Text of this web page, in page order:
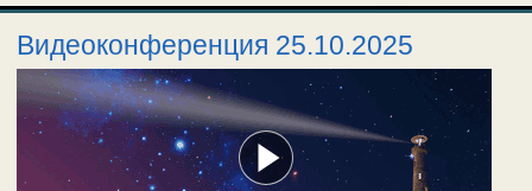
Видеоконференция 25.10.2025